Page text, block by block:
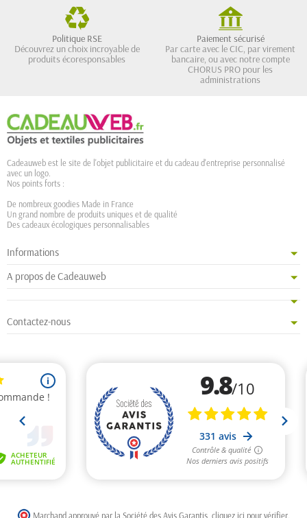
Politique RSE
Découvrez un choix incroyable de
produits écoresponsables
Paiement sécurisé
Par carte avec le CIC, par virement
bancaire, ou avec notre compte
CHORUS PRO pour les
administrations
Cadeauweb est le site de l'objet publicitaire et du cadeau d'entreprise personnalisé
avec un logo.
Nos points forts :
De nombreux goodies Made in France
Un grand nombre de produits uniques et de qualité
Des cadeaux écologiques personnalisables
Informations
A propos de Cadeauweb
Contactez-nous
Marchand approuvé par la Société des Avis Garantis, cliquez ici pour vérifier